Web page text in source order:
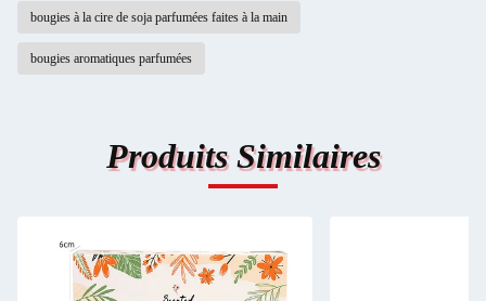
bougies à la cire de soja parfumées faites à la main
bougies aromatiques parfumées
Produits Similaires